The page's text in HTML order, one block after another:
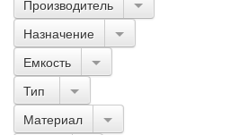
Производитель
Назначение
Емкость
Тип
Материал